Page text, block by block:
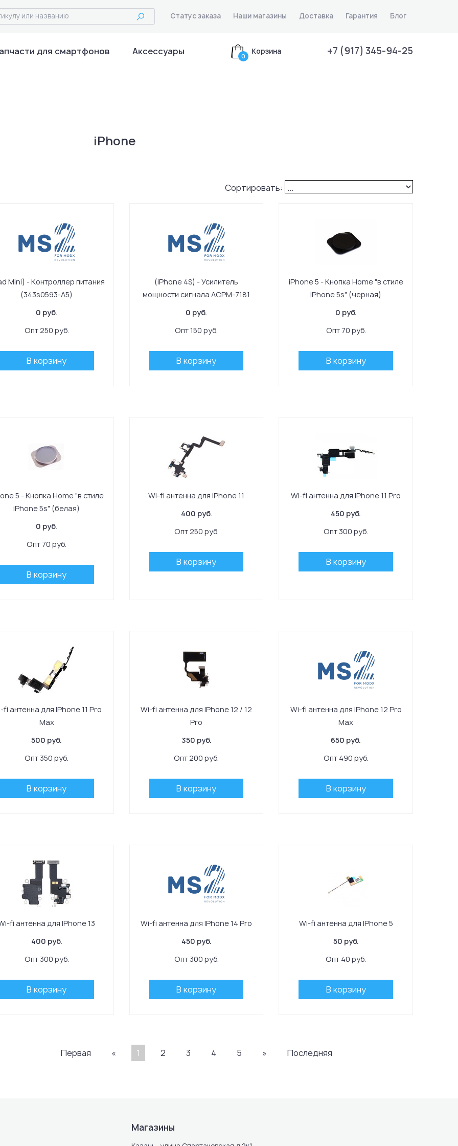
Статус заказа Наши магазины Доставка Гарантия Блог
для смартфонов Аксессуары 0
Корзина +7 (917) 345-94-25
iPhone
Сортировать:
Mini) - Контроллер питания
(343s0593-A5)
0 руб.
Опт 250 руб.
В корзину
(iPhone 4S) - Усилитель
мощности сигнала ACPM-7181
0 руб.
Опт 150 руб.
В корзину
iPhone 5 - Кнопка Home "в стиле
iPhone 5s" (черная)
0 руб.
Опт 70 руб.
В корзину
5 - Кнопка Home "в стиле
iPhone 5s" (белая)
0 руб.
Опт 70 руб.
В корзину
Wi-fi антенна для IPhone 11
400 руб.
Опт 250 руб.
В корзину
Wi-fi антенна для IPhone 11 Pro
450 руб.
Опт 300 руб.
В корзину
fi антенна для IPhone 11 Pro
Max
500 руб.
Опт 350 руб.
В корзину
Wi-fi антенна для IPhone 12 / 12
Pro
350 руб.
Опт 200 руб.
В корзину
Wi-fi антенна для IPhone 12 Pro
Max
650 руб.
Опт 490 руб.
В корзину
fi антенна для IPhone 13
400 руб.
Опт 300 руб.
В корзину
Wi-fi антенна для IPhone 14 Pro
450 руб.
Опт 300 руб.
В корзину
Wi-fi антенна для IPhone 5
50 руб.
Опт 40 руб.
В корзину
Первая « 1 2 3 4 5 » Последняя
Магазины